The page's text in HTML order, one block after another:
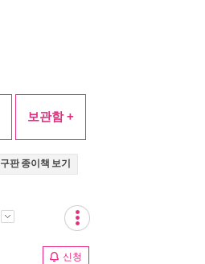
보관함 +
구판 종이책 보기
신청